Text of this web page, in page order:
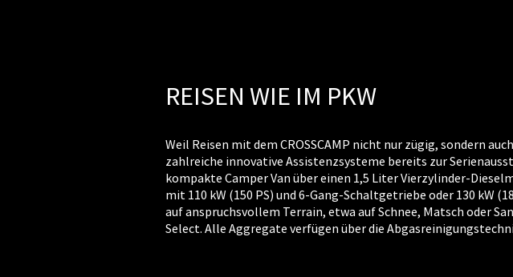
REISEN WIE IM PKW
Weil Reisen mit dem CROSSCAMP nicht nur zügig, sondern
zahlreiche innovative Assistenzsysteme bereits zur
kompakte Camper Van über einen 1,5 Liter Vierzylinder-
mit 110 kW (150 PS) und 6-Gang-Schaltgetriebe oder 130 kW
auf anspruchsvollem Terrain, etwa auf Schnee, Matsch oder
Select. Alle Aggregate verfügen über die